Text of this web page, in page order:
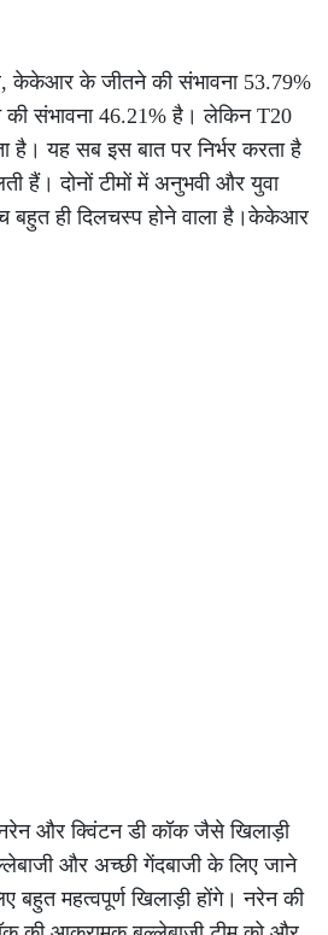
केकेआर के जीतने की संभावना 53.79%
संभावना 46.21% है। लेकिन T20
यह सब इस बात पर निर्भर करता है
हैं। दोनों टीमों में अनुभवी और युवा
बहुत ही दिलचस्प होने वाला है।केकेआर
और क्विंटन डी कॉक जैसे खिलाड़ी
और अच्छी गेंदबाजी के लिए जाने
महत्वपूर्ण खिलाड़ी होंगे। नरेन की